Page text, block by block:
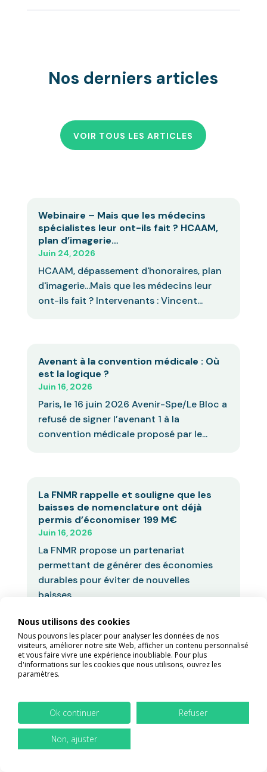
Nos derniers articles
VOIR TOUS LES ARTICLES
Webinaire – Mais que les médecins
spécialistes leur ont-ils fait ? HCAAM,
plan d’imagerie…
Juin 24, 2026
HCAAM, dépassement d'honoraires, plan
d'imagerie...Mais que les médecins leur
ont-ils fait ? Intervenants : Vincent...
Avenant à la convention médicale : Où
est la logique ?
Juin 16, 2026
Paris, le 16 juin 2026 Avenir-Spe/Le Bloc a
refusé de signer l’avenant 1 à la
convention médicale proposé par le...
La FNMR rappelle et souligne que les
baisses de nomenclature ont déjà
permis d’économiser 199 M€
Juin 16, 2026
La FNMR propose un partenariat
permettant de générer des économies
durables pour éviter de nouvelles
baisses...
C’est bon à savoir ! | Juin 2026
Juin 11, 2026
Traiter un médecin de « charlatan », c’est
risquer un procès et quelques milliers...
Nous utilisons des cookies
Nous pouvons les placer pour analyser les données de nos
visiteurs, améliorer notre site Web, afficher un contenu personnalisé
et vous faire vivre une expérience inoubliable. Pour plus
d'informations sur les cookies que nous utilisons, ouvrez les
paramètres.
Ok continuer Refuser
Non, ajuster